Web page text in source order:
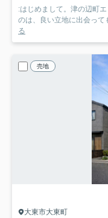
:はじめまして。津の辺町
のは、良い立地に出会って
る
売地
大東市大東町